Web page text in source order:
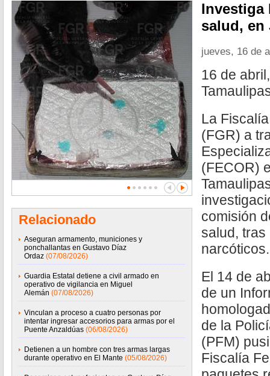
Relacionado
Aseguran armamento, municiones y
ponchallantas en Gustavo Díaz
Ordaz (07/08/2026)
Guardia Estatal detiene a civil armado en
operativo de vigilancia en Miguel
Alemán (07/08/2026)
Vinculan a proceso a cuatro personas por
intentar ingresar accesorios para armas por el
Puente Anzaldúas (06/08/2026)
Detienen a un hombre con tres armas largas
durante operativo en El Mante (05/08/2026)
Investiga
salud, en
jueves, 16 de
16 de
La
(FGR) a
(FECOR)
comisión
salud, tras
narcóticos.
El 14 de
de un
de la
(PFM)
Fiscalía